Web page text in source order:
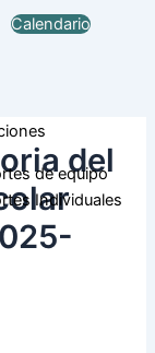
de equipo
Individuales
Calendario
del